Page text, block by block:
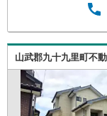
山武郡九十九里町不